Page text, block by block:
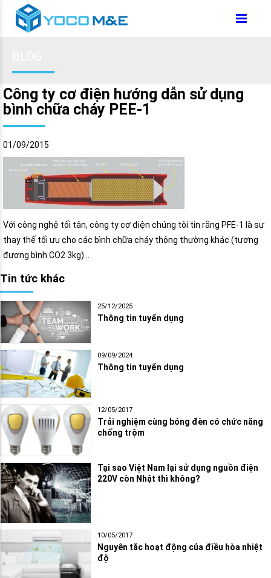
Công ty cơ điện hướng dẫn sử dụng
bình chữa cháy PEE-1
01/09/2015
Với công nghệ tối tân, công ty cơ điện chúng tôi tin rằng PFE-1 là sự
thay thế tối ưu cho các bình chữa cháy thông thường khác (tương
đương bình CO2 3kg)…
Tin tức khác
25/12/2025
Thông tin tuyển dụng
09/09/2024
Thông tin tuyển dụng
12/05/2017
Trải nghiệm cùng bóng đèn có chức năng
chống trộm
Tại sao Việt Nam lại sử dụng nguồn điện
220V còn Nhật thì không?
10/05/2017
Nguyên tắc hoạt động của điều hòa nhiệt
độ